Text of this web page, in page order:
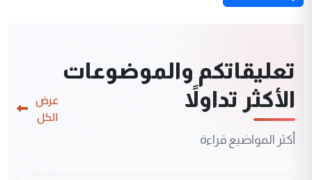
تعليقاتكم والموضوعات
الأكثر تداولاً
أكثر المواضيع قراءة
عرض
الكل